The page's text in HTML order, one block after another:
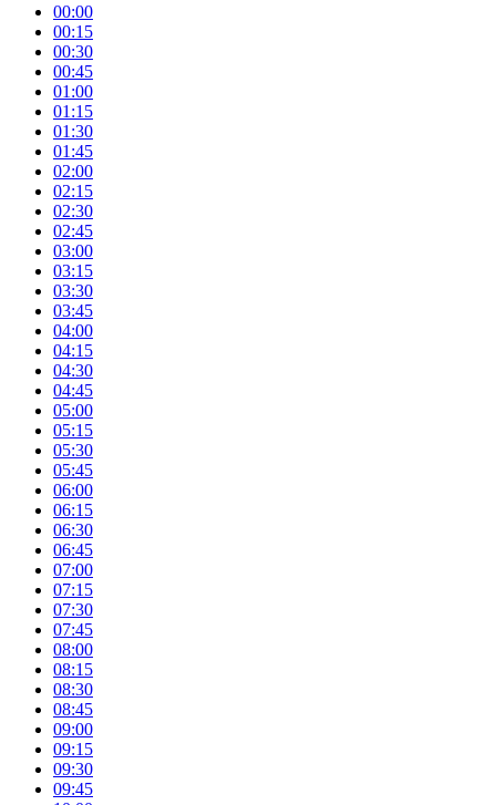
00:00
00:15
00:30
00:45
01:00
01:15
01:30
01:45
02:00
02:15
02:30
02:45
03:00
03:15
03:30
03:45
04:00
04:15
04:30
04:45
05:00
05:15
05:30
05:45
06:00
06:15
06:30
06:45
07:00
07:15
07:30
07:45
08:00
08:15
08:30
08:45
09:00
09:15
09:30
09:45